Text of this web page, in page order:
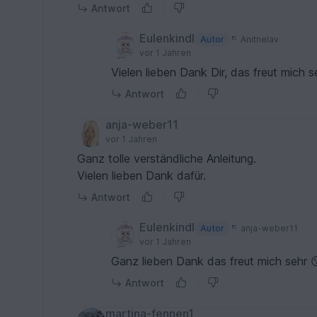
Antwort
Eulenkindl Autor
Anitnelav
vor 1 Jahren
Vielen lieben Dank Dir, das freut mich
Antwort
anja-weber11
vor 1 Jahren
Ganz tolle verständliche Anleitung.
Vielen lieben Dank dafür.
Antwort
Eulenkindl Autor
anja-weber11
vor 1 Jahren
Ganz lieben Dank das freut mich sehr
Antwort
martina-fennen1